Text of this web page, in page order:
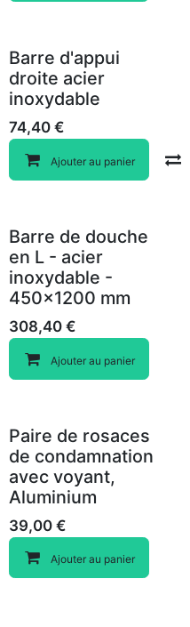
Barre d'appui
droite acier
inoxydable
74,40€
Ajouter au panier
Compare
Barre de douche
en L - acier
inoxydable -
450x1200 mm
308,40€
Ajouter au panier
Paire de rosaces
de condamnation
avec voyant,
Aluminium
39,00€
Ajouter au panier